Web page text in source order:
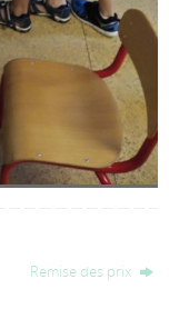
Remise des prix